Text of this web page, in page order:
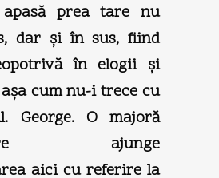
prea tare nu
dar şi în sus, fiind
în elogii şi
cum nu-i trece cu
George. O majoră
ajunge
aici cu referire la